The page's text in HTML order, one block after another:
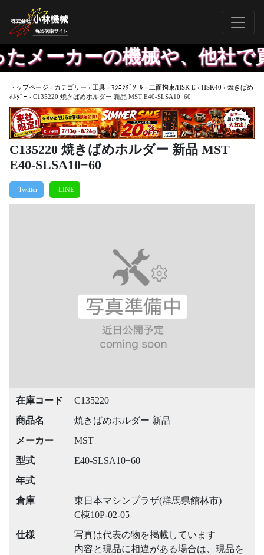
カーの機械や、他社で買
トップページ › カテゴリー › 工具 › ﾏｼﾆﾝｸﾞﾂｰﾙ › 二面拘束/HSK E › HSK40 › 焼きばめ
ﾎﾙﾀﾞｰ › C135220 焼きばめホルダー 新品 MST E40-SLSA10−60
C135220 焼きばめホルダー 新品 MST
E40-SLSA10−60
在庫コード
C135220
商品名
焼きばめホルダー 新品
メーカー
MST
型式
E40-SLSA10−60
年式
倉庫
東日本マシンプラザ(群馬県館林市)
C棟10P-02-05
仕様
写真は代表の物を掲載しています
内容と現品に相違がある場合は、現品を